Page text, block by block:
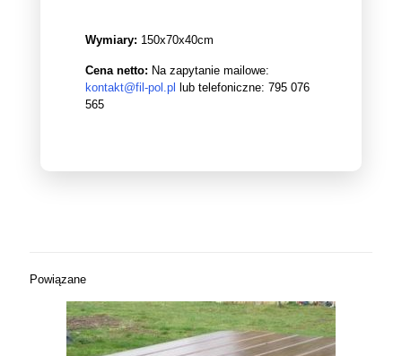
Wymiary: 150x70x40cm
Cena netto: Na zapytanie mailowe:
kontakt@fil-pol.pl
lub telefoniczne: 795 076
565
Powiązane